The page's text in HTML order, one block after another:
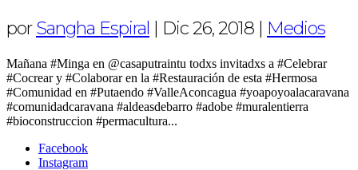
porSangha Espiral | Dic 26, 2018 | Medios
Mañana #Minga en @casaputraintu todxs invitadxs a #Celebrar
#Cocrear y #Colaborar en la #Restauración de esta #Hermosa
#Comunidad en #Putaendo #ValleAconcagua #yoapoyoalacaravana
#comunidadcaravana #aldeasdebarro #adobe #muralentierra
#bioconstruccion #permacultura...
Facebook
Instagram